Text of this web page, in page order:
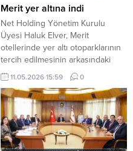
kayıtlara geçti. Depremin
ardından şu ana kadar herhangi
bir olumsuzluk
bildirilmedi.WWW.KKTCNEWS.NET
Merit yer altına indi
Net Holding Yönetim Kurulu
Üyesi Haluk Elver, Merit
otellerinde yer altı otoparklarının
tercih edilmesinin arkasındaki
temel felsefeyi “tabiatı korumak,
görüntü kirliliğini ortadan
kaldırmak ve hizmet kalitesini
artırmak” sözleriyle tanımladı.
Kuzey Kıbrıs turizmine yaptığı
yatırımlarla bölgenin gelişimine
öncülük eden Net Holding, Merit
11.05.2026 15:59 0